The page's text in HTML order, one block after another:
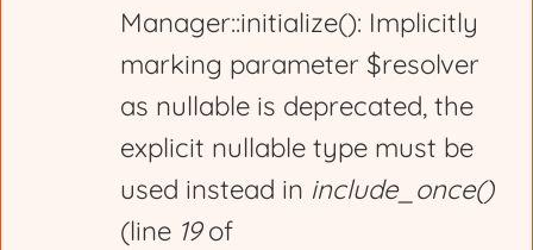
Manager::initialize(): Implicitly
marking parameter $resolver
as nullable is deprecated, the
explicit nullable type must be
used instead in include_once()
(line 19of